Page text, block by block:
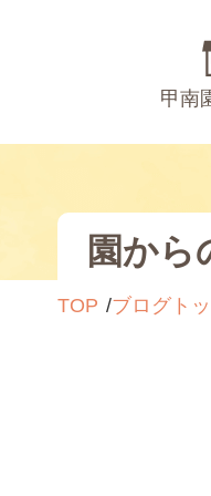
甲南
園から
TOP ブログト